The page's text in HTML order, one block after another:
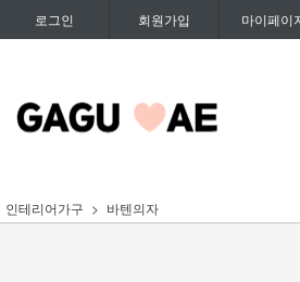
로그인 회원가입 마이페이
인테리어가구 바텐의자